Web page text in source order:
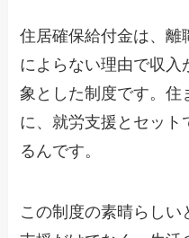
住居確保給付金は、離
によらない理由で収
象とした制度です。住
に、就労支援とセッ
るんです。
この制度の素晴らし